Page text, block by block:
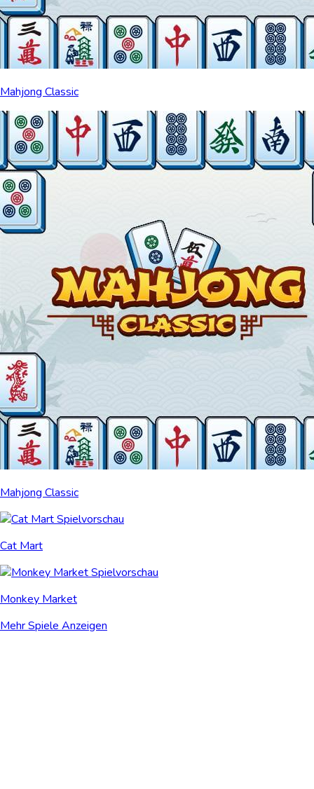
Mahjong Classic
Mahjong Classic
Cat Mart
Monkey Market
Mehr Spiele Anzeigen